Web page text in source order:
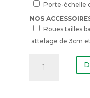
Porte-échelle
NOS
Roues tailles
attelage de 3cm
Remorque